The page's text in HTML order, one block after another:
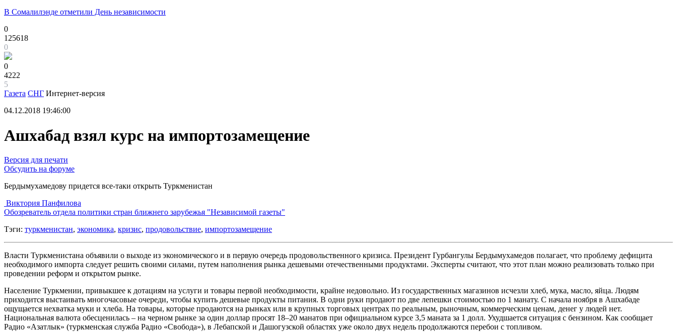
В Сомалилэнде отметили День независимости
0
125618
0
0
4222
5
Газета СНГ Интернет-версия
04.12.2018 19:46:00
Ашхабад взял курс на импортозамещение
Версия для печати
Обсудить на форуме
Бердымухамедову придется все-таки открыть Туркменистан
Виктория Панфилова
Обозреватель отдела политики стран ближнего зарубежья "Независимой газеты"
Тэги: туркменистан, экономика, кризис, продовольствие, импортозамещение
Власти Туркменистана объявили о выходе из экономического и в первую очередь продовольственного кризиса. Президент Гурбангулы Бердымухамедов полагает, что проблему дефицита
необходимого импорта следует решить своими силами, путем наполнения рынка дешевыми отечественными продуктами. Эксперты считают, что этот план можно реализовать только при
проведении реформ и открытом рынке.
Население Туркмении, привыкшее к дотациям на услуги и товары первой необходимости, крайне недовольно. Из государственных магазинов исчезли хлеб, мука, масло, яйца. Людям
приходится выстаивать многочасовые очереди, чтобы купить дешевые продукты питания. В одни руки продают по две лепешки стоимостью по 1 манату. С начала ноября в Ашхабаде
ощущается нехватка муки и хлеба. На товары, которые продаются на рынках или в крупных торговых центрах по реальным, рыночным, коммерческим ценам, денег у людей нет.
Национальная валюта обесценилась – на черном рынке за один доллар просят 18–20 манатов при официальном курсе 3,5 маната за 1 долл. Ухудшается ситуация с бензином. Как сообщает
Радио «Азатлык» (туркменская служба Радио «Свобода»), в Лебапской и Дашогузской областях уже около двух недель продолжаются перебои с топливом.